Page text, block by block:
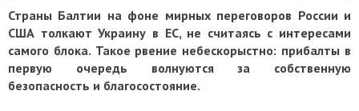
Страны Балтии на фоне мирных переговоров России и
США толкают Украину в ЕС, не считаясь с интересами
самого блока. Такое рвение небескорыстно: прибалты в
первую очередь волнуются за собственную
безопасность и благосостояние.